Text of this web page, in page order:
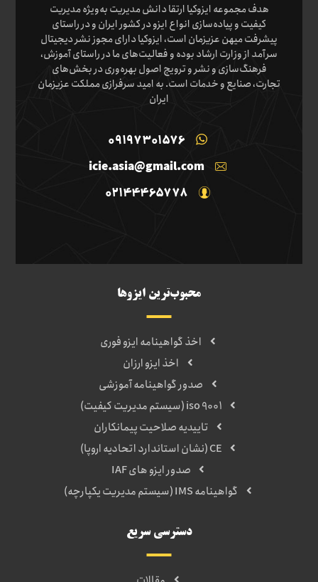
هدف مجموعه ایزوکیا ارتقا دانش مدیریت به‌ویژه مدیریت
کیفیت و پیاده‌سازی انواع ایزو در کشور ایران و در راستای
پیشرفت میهن عزیزمان است، ایزوکیا دارای مجوز نشر دیجیتال
سرآمد از وزارت ارشاد بوده و فعالیت‌های ما در راستای آموزش،
فرهنگ‌سازی و نشر و ترویج اصول بهره‌وری در بخش‌های
تجارت، صنایع و خدمات است. به امید سرفرازی مملکت عزیزمان
ایران
09197301576
icie.asia@gmail.com
02144465778
محبوب‌ترین ایزوها
اخذ گواهینامه ایزو فوری
اخذ ایزو ارزان
صدور گواهینامه آموزشی
iso 9001 (سیستم مدیریت کیفیت)
تاییدیه صلاحیت پیمانکاران
CE (نشان استاندارد اتحادیه اروپا)
صدور ایزو های IAF
گواهینامه IMS (سیستم مدیریت یکپارچه)
دسترسی سریع